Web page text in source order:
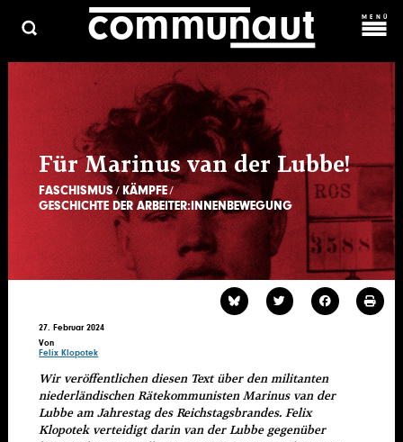
zum
Inhalt
communaut MENÜ
HAUPTMENÜ
ARCHIV
ÜBER UNS
KOSMOPROLET
KONTAKT & MITARBEIT
Für Marinus van der Lubbe!
FASCHISMUS KÄMPFE
GESCHICHTE DER ARBEITER:INNENBEWEGUNG
27. Februar 2024
Von
Felix Klopotek
Wir veröffentlichen diesen Text über den militanten
niederländischen Rätekommunisten Marinus van der
Lubbe am Jahrestag des Reichstagsbrandes. Felix
Klopotek verteidigt darin van der Lubbe gegenüber